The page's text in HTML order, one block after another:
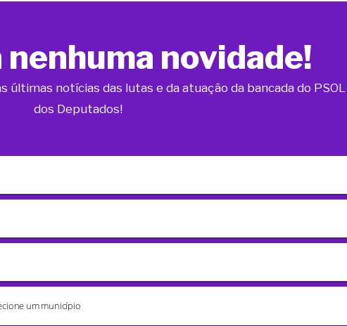
nenhuma novidade!
últimas notícias das lutas e da atuação da bancada do PSOL
dos Deputados!